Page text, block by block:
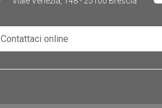
Contattaci online